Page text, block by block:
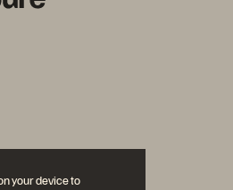
your device to